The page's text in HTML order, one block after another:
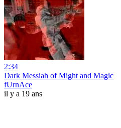
2:34
Dark Messiah of Might and Magic
fUrnAce
il y a 19 ans